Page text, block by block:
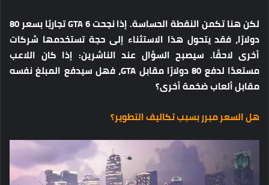
لكن هنا تكمن النقطة الحساسة. إذا نجحت GTA 6 تجاريًا بسعر 80
دولارًا، فقد يتحول هذا الاستثناء إلى حجة تستخدمها شركات
أخرى لاحقًا. سيصبح السؤال عند الناشرين: إذا كان اللاعب
مستعدًا لدفع 80 دولارًا مقابل GTA، فهل سيدفع المبلغ نفسه
مقابل ألعاب ضخمة أخرى؟
هل السعر مبرر بسبب تكاليف التطوير؟